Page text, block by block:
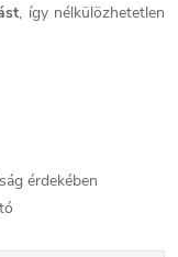
, így nélkülözhetetlen
érdekében